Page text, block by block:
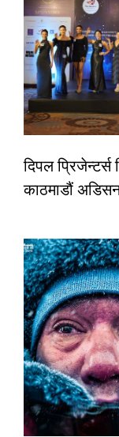
दिपल
काठमाडौं